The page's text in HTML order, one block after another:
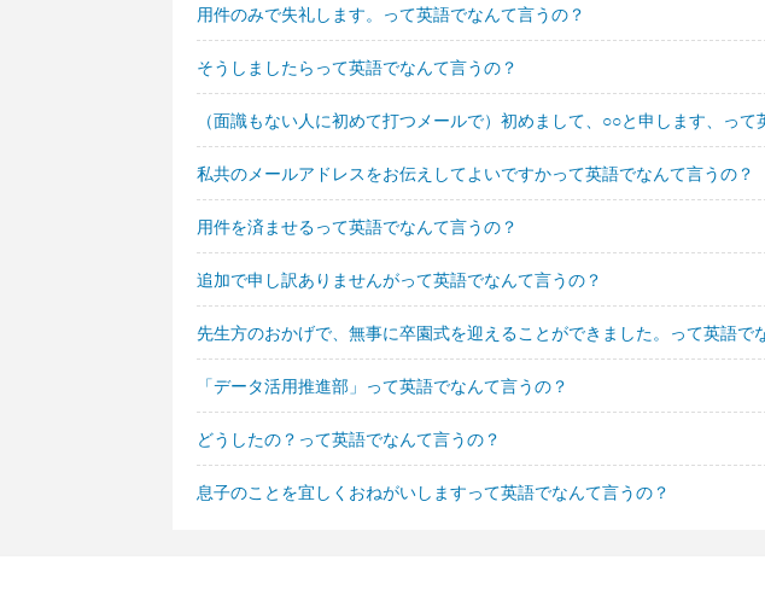
用件のみで失礼します。って英語でなんて言うの？
そうしましたらって英語でなんて言うの？
（面識もない人に初めて打つメールで）初めまして、○○と申します、って
私共のメールアドレスをお伝えしてよいですかって英語でなんて言うの？
用件を済ませるって英語でなんて言うの？
追加で申し訳ありませんがって英語でなんて言うの？
先生方のおかげで、無事に卒園式を迎えることができました。って英語で
「データ活用推進部」って英語でなんて言うの？
どうしたの？って英語でなんて言うの？
息子のことを宜しくおねがいしますって英語でなんて言うの？